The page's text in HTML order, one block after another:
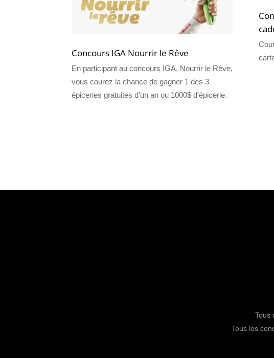
Concours IGA Nourrir le Rêve
En participant au concours IGA, Nourrir le Rêve,
vous courez la chance de gagner 1 des 3
épiceries gratuites d’un an ou 1000$ d’épicerie.
Tous
Tous les